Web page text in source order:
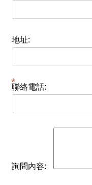
地址:
聯絡電話:
詢問內容: